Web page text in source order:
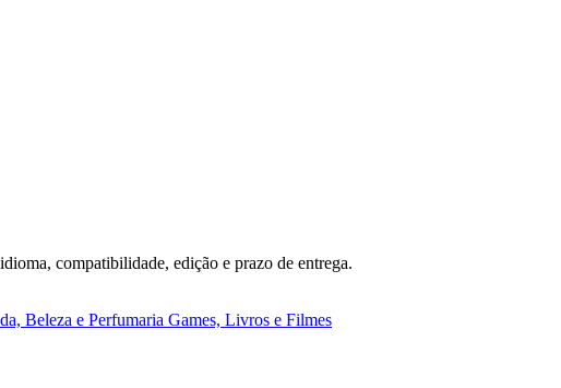
compatibilidade, edição e prazo de entrega.
Beleza e Perfumaria Games, Livros e Filmes